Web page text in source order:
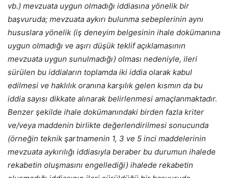
vb.) mevzuata uygun olmadığı iddiasına yönelik bir
başvuruda; mevzuata aykırı bulunma sebeplerinin aynı
hususlara yönelik (iş deneyim belgesinin ihale dokümanına
uygun olmadığı ve aşırı düşük teklif açıklamasının
mevzuata uygun sunulmadığı) olması nedeniyle, ileri
sürülen bu iddiaların toplamda iki iddia olarak kabul
edilmesi ve haklılık oranına karşılık gelen kısmın da bu
iddia sayısı dikkate alınarak belirlenmesi amaçlanmaktadır.
Benzer şekilde ihale dokümanındaki birden fazla kriter
ve/veya maddenin birlikte değerlendirilmesi sonucunda
(örneğin teknik şartnamenin 1, 3 ve 5 inci maddelerinin
mevzuata aykırılığı iddiasıyla beraber bu durumun ihalede
rekabetin oluşmasını engellediği) ihalede rekabetin